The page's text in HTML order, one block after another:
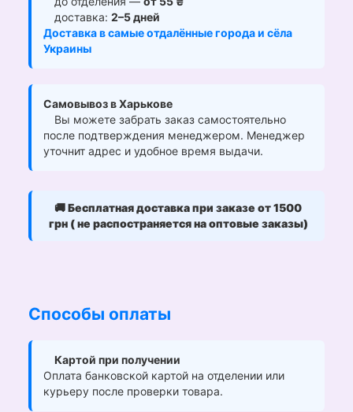
доставка: 2–5 дней
Доставка в самые отдалённые города и сёла
Украины
Самовывоз в Харькове
Вы можете забрать заказ самостоятельно
после подтверждения менеджером. Менеджер
уточнит адрес и удобное время выдачи.
🚚Бесплатная доставка при заказе от 1500
грн ( не распостраняется на оптовые заказы)
Способы оплаты
Картой при получении
Оплата банковской картой на отделении или
курьеру после проверки товара.